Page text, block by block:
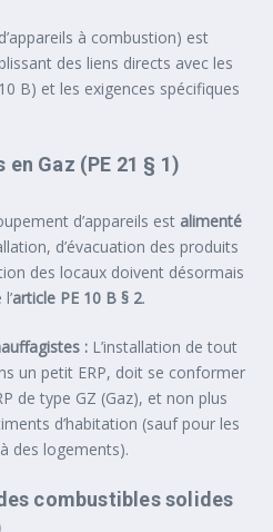
à combustion) est
des liens directs avec les
B) et les exigences spécifiques
Gaz (PE 21 § 1)
d’appareils est alimenté
d’évacuation des produits
des locaux doivent désormais
article PE 10 B § 2.
: L’installation de tout
un petit ERP, doit se conformer
de type GZ (Gaz), et non plus
d’habitation (sauf pour les
des logements).
combustibles solides